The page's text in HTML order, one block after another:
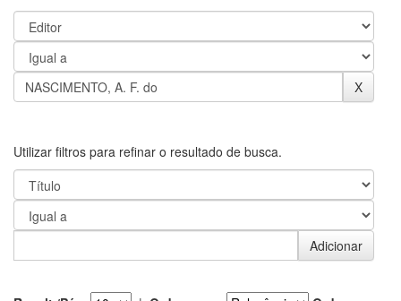
Utilizar filtros para refinar o resultado de busca.